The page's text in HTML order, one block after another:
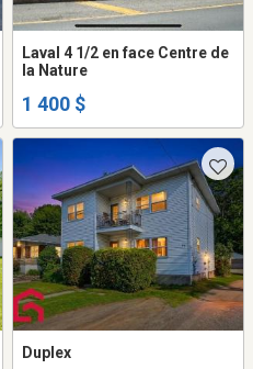
Laval 4 1/2 en face Centre de
la Nature
1 400 $
Duplex